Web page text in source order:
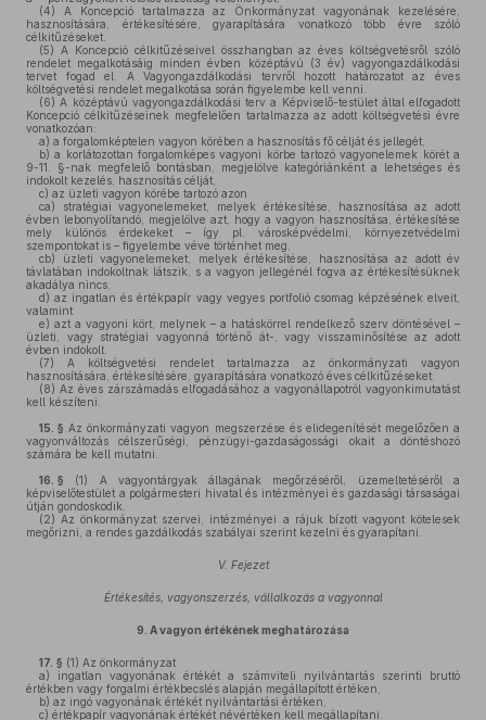
(4) A Koncepció tartalmazza az Önkormányzat vagyonának kezelésére,
hasznosítására, értékesítésére, gyarapítására vonatkozó több évre szóló
célkitűzéseket.
(5) A Koncepció célkitűzéseivel összhangban az éves költségvetésről szóló
rendelet megalkotásáig minden évben középtávú (3 év) vagyongazdálkodási
tervet fogad el. A Vagyongazdálkodási tervről hozott határozatot az éves
költségvetési rendelet megalkotása során figyelembe kell venni.
(6) A középtávú vagyongazdálkodási terv a Képviselő-testület által elfogadott
Koncepció célkitűzéseinek megfelelően tartalmazza az adott költségvetési évre
vonatkozóan:
a) a forgalomképtelen vagyon körében a hasznosítás fő célját és jellegét,
b) a korlátozottan forgalomképes vagyoni körbe tartozó vagyonelemek körét a
9-11. §-nak megfelelő bontásban, megjelölve kategóriánként a lehetséges és
indokolt kezelés, hasznosítás célját,
c) az üzleti vagyon körébe tartozó azon
ca) stratégiai vagyonelemeket, melyek értékesítése, hasznosítása az adott
évben lebonyolítandó, megjelölve azt, hogy a vagyon hasznosítása, értékesítése
mely különös érdekeket – így pl. városképvédelmi, környezetvédelmi
szempontokat is – figyelembe véve történhet meg,
cb) üzleti vagyonelemeket, melyek értékesítése, hasznosítása az adott év
távlatában indokoltnak látszik, s a vagyon jellegénél fogva az értékesítésüknek
akadálya nincs,
d) az ingatlan és értékpapír vagy vegyes portfolió csomag képzésének elveit,
valamint
e) azt a vagyoni kört, melynek – a hatáskörrel rendelkező szerv döntésével –
üzleti, vagy stratégiai vagyonná történő át-, vagy visszaminősítése az adott
évben indokolt.
(7) A költségvetési rendelet tartalmazza az önkormányzati vagyon
hasznosítására, értékesítésére, gyarapítására vonatkozó éves célkitűzéseket.
(8) Az éves zárszámadás elfogadásához a vagyonállapotról vagyonkimutatást
kell készíteni.
15. § Az önkormányzati vagyon megszerzése és elidegenítését megelőzően a
vagyonváltozás célszerűségi, pénzügyi-gazdaságossági okait a döntéshozó
számára be kell mutatni.
16. § (1)
A vagyontárgyak állagának megőrzéséről, üzemeltetéséről a
képviselőtestület a polgármesteri hivatal és intézményei és gazdasági társaságai
útján gondoskodik.
(2) Az önkormányzat szervei, intézményei a rájuk bízott vagyont kötelesek
megőrizni, a rendes gazdálkodás szabályai szerint kezelni és gyarapítani.
V. Fejezet
Értékesítés, vagyonszerzés, vállalkozás a vagyonnal
9. A vagyon értékének meghatározása
17. § (1) Az önkormányzat
a) ingatlan vagyonának értékét a számviteli nyilvántartás szerinti bruttó
értékben vagy forgalmi értékbecslés alapján megállapított értéken,
b) az ingó vagyonának értékét nyilvántartási értéken,
c) értékpapír vagyonának értékét névértéken kell megállapítani.